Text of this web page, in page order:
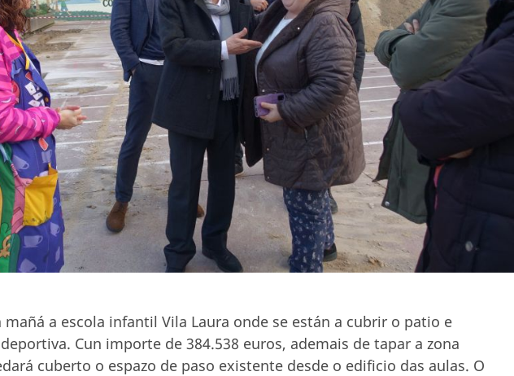
a escola infantil Vila Laura onde se están a cubrir o patio e
Cun importe de 384.538 euros, ademais de tapar a zona
cuberto o espazo de paso existente desde o edificio das aulas. O